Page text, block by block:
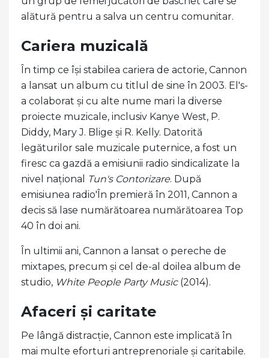
alătură pentru a salva un centru comunitar.
Cariera muzicală
În timp ce își stabilea cariera de actorie, Cannon
a lansat un album cu titlul de sine în 2003. El's-
a colaborat și cu alte nume mari la diverse
proiecte muzicale, inclusiv Kanye West, P.
Diddy, Mary J. Blige și R. Kelly. Datorită
legăturilor sale muzicale puternice, a fost un
firesc ca gazdă a emisiunii radio sindicalizate la
nivel național
Tun's Contorizare. După
emisiunea radio'În premieră în 2011, Cannon a
decis să lase numărătoarea numărătoarea Top
40 în doi ani.
În ultimii ani, Cannon a lansat o pereche de
mixtapes, precum și cel de-al doilea album de
studio, White People Party Music(2014).
Afaceri și caritate
Pe lângă distracție, Cannon este implicată în
mai multe eforturi antreprenoriale și caritabile.